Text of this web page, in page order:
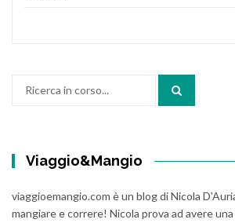
Viaggio&Mangio
viaggioemangio.com è un blog di Nicola
mangiare e correre! Nicola prova ad avere una